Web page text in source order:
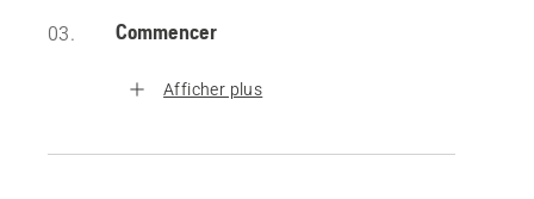
03. Commencer
Afficher plus